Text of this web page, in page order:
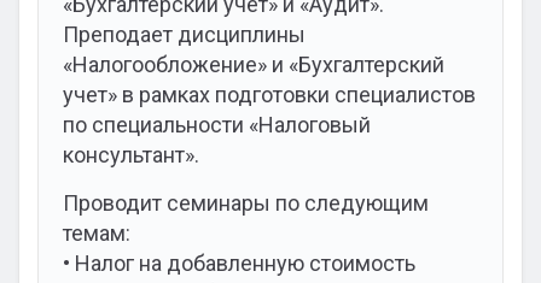
Преподает дисциплины
«Налогообложение» и «Бухгалтерский
учет» в рамках подготовки специалистов
по специальности «Налоговый
консультант».
Проводит семинары по следующим
темам:
• Налог на добавленную стоимость